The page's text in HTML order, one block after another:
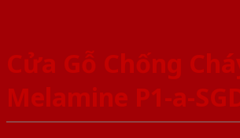
Cửa Gỗ Chống
Melamine P1-a-